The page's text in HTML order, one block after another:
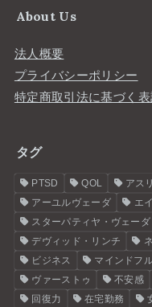
About Us
法人概要
プライバシーポリシー
特定商取引法に基づく
タグ
PTSD QOL アス
アーユルヴェーダ
エ
スターパティヤ・ヴェーダ
デヴィッド・リンチ
ビジネス
マインドフ
ヴァーストゥ
不安感
回復力
在宅勤務